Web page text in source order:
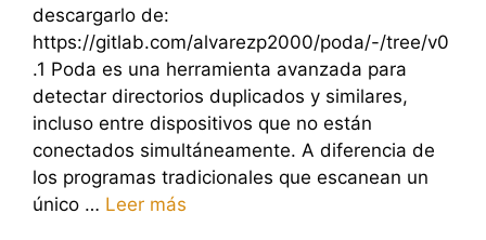
descargarlo de:
https://gitlab.com/alvarezp2000/poda/-/tree/v0
.1 Poda es una herramienta avanzada para
detectar directorios duplicados y similares,
incluso entre dispositivos que no están
conectados simultáneamente. A diferencia de
los programas tradicionales que escanean un
único … Leer más